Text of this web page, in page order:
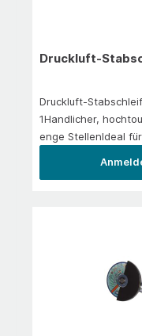
Druckluft-
Druckluft-
1Handlicher,
enge StellenIdeal